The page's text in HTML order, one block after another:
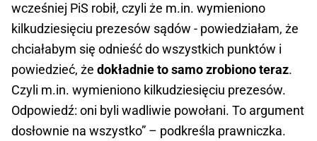
wcześniej PiS robił, czyli że m.in. wymieniono
kilkudziesięciu prezesów sądów - powiedziałam, że
chciałabym się odnieść do wszystkich punktów i
powiedzieć, że dokładnie to samo zrobiono teraz.
Czyli m.in. wymieniono kilkudziesięciu prezesów.
Odpowiedź: oni byli wadliwie powołani. To argument
dosłownie na wszystko” – podkreśla prawniczka.